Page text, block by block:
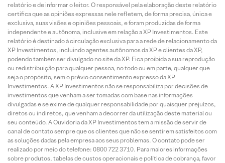
relatório e de informar o leitor. O responsável pela elaboração deste relatório
certifica que as opiniões expressas nele refletem, de forma precisa, única e
exclusiva, suas visões e opiniões pessoais, e foram produzidas de forma
independente e autônoma, inclusive em relação a XP Investimentos. Este
relatório é destinado à circulação exclusiva para a rede de relacionamento da
XP Investimentos, incluindo agentes autônomos da XP e clientes da XP,
podendo também ser divulgado no site da XP. Fica proibida a sua reprodução
ou redistribuição para qualquer pessoa, no todo ou em parte, qualquer que
seja o propósito, sem o prévio consentimento expresso da XP
Investimentos. A XP Investimentos não se responsabiliza por decisões de
investimentos que venham a ser tomadas com base nas informações
divulgadas e se exime de qualquer responsabilidade por quaisquer prejuízos,
diretos ou indiretos, que venham a decorrer da utilização deste material ou
seu conteúdo. A Ouvidoria da XP Investimentos tem a missão de servir de
canal de contato sempre que os clientes que não se sentirem satisfeitos com
as soluções dadas pela empresa aos seus problemas. O contato pode ser
realizado por meio do telefone: 0800 722 3710. Para maiores informações
sobre produtos, tabelas de custos operacionais e política de cobrança, favor